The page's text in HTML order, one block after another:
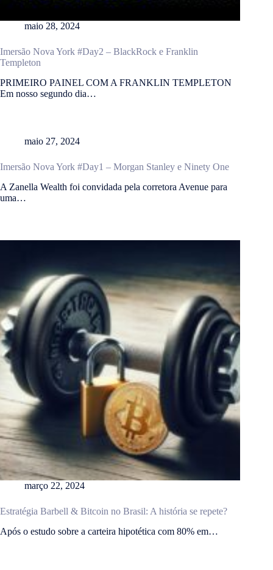
maio 28, 2024
Imersão Nova York #Day2 – BlackRock e Franklin
Templeton
PRIMEIRO PAINEL COM A FRANKLIN TEMPLETON
Em nosso segundo dia…
maio 27, 2024
Imersão Nova York #Day1 – Morgan Stanley e Ninety One
A Zanella Wealth foi convidada pela corretora Avenue para
uma…
março 22, 2024
Estratégia Barbell & Bitcoin no Brasil: A história se repete?
Após o estudo sobre a carteira hipotética com 80% em…